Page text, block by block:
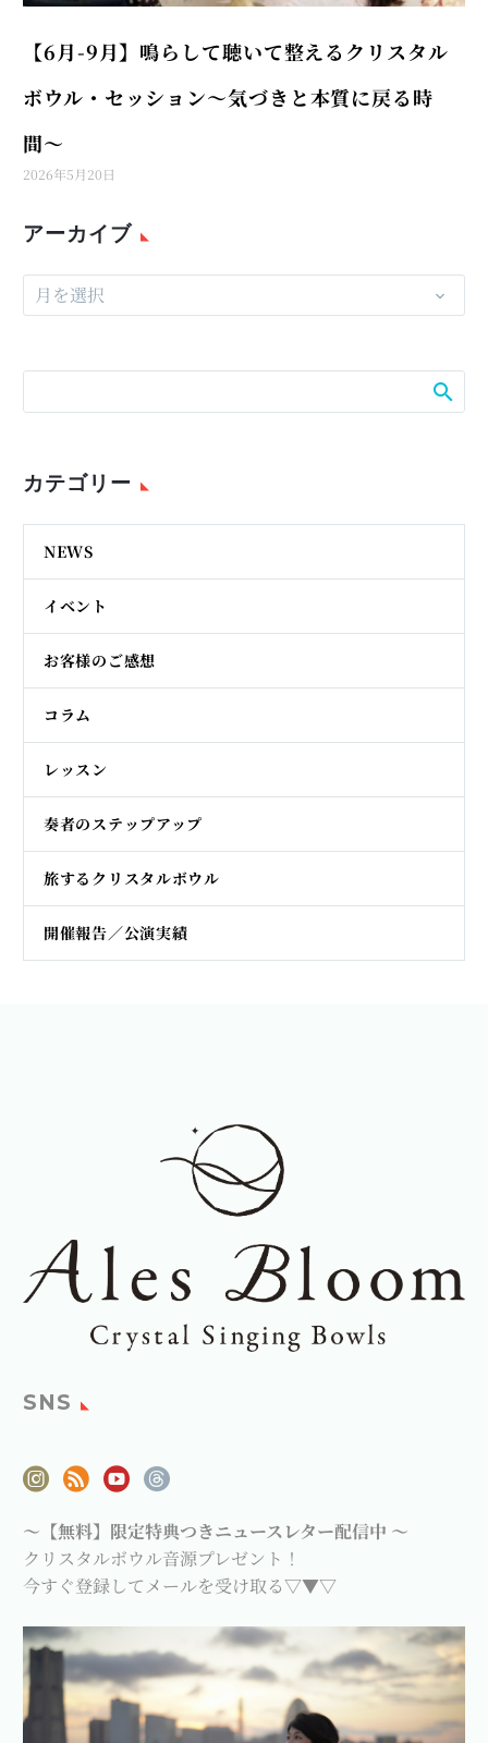
【6月-9月】鳴らして聴いて整えるクリスタル
ボウル・セッション〜気づきと本質に戻る時
間〜
2026年5月20日
アーカイブ
月を選択
カテゴリー
NEWS
イベント
お客様のご感想
コラム
レッスン
奏者のステップアップ
旅するクリスタルボウル
開催報告／公演実績
SNS
～【無料】限定特典つきニュースレター配信中 ～
クリスタルボウル音源プレゼント！
今すぐ登録してメールを受け取る▽▼▽